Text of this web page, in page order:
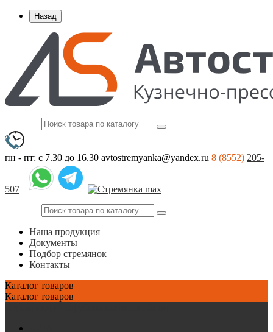
Назад
пн - пт: с 7.30 до 16.30 avtostremyanka@yandex.ru 8 (8552) 205-
507
Наша продукция
Документы
Подбор стремянок
Контакты
Каталог товаров
Каталог товаров